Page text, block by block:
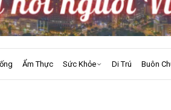
Ẩm Thực Sức Khỏe Di Trú Buôn